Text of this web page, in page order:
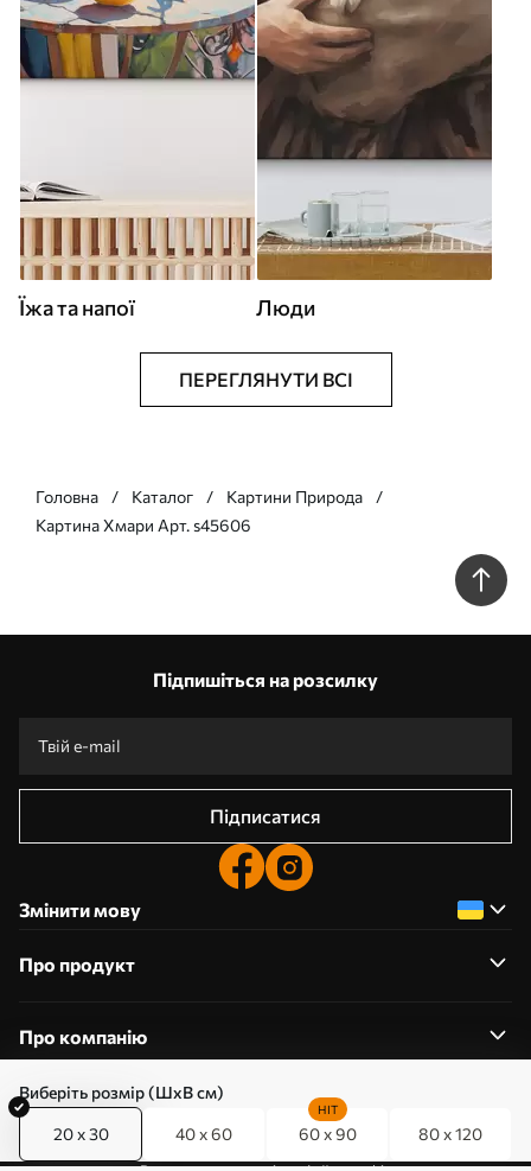
Виберіть розмір (ШхВ см)
20 x 30 40 x 60 60 x 90
HIT
80 x 120
Їжа та напої Люди
ПЕРЕГЛЯНУТИ ВСІ
Головна Каталог
Картини Природа
Картина Хмари Арт. s45606
Підпишіться на розсилку
Підписатися
Змінити мову
Про продукт
Про компанію
0800357223